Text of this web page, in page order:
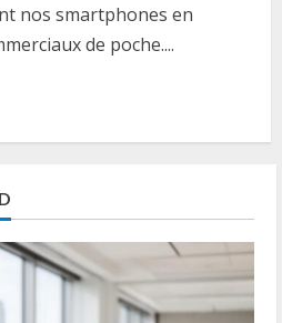
nos smartphones en
de poche....